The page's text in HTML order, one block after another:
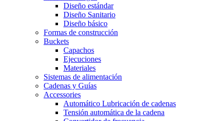
Diseño estándar
Diseño Sanitario
Diseño básico
Formas de construcción
Buckets
Capachos
Ejecuciones
Materiales
Sistemas de alimentación
Cadenas y Guías
Accessories
Automático Lubricación de cadenas
Tensión automática de la cadena